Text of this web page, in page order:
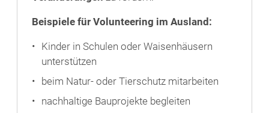
Beispiele für Volunteering im Ausland:
Kinder in Schulen oder Waisenhäusern
unterstützen
beim Natur- oder Tierschutz mitarbeiten
nachhaltige Bauprojekte begleiten